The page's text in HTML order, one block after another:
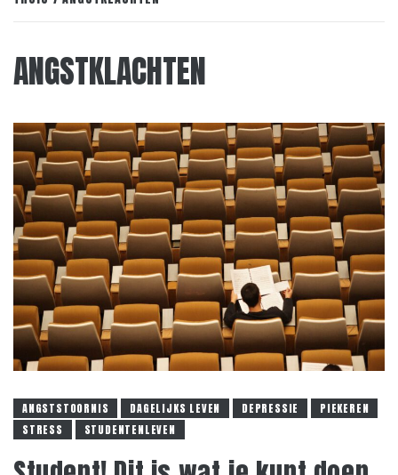
ANGSTKLACHTEN
ANGSTSTOORNIS DAGELIJKS LEVEN DEPRESSIE
PIEKEREN
STRESS
STUDENTENLEVEN